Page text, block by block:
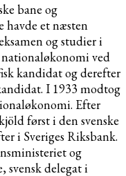
bane og
havde et næsten
og studier i
ved
kandidat og derefter
I 1933 modtog
Efter
først i den svenske
i Sveriges Riksbank.
og
svensk delegat i